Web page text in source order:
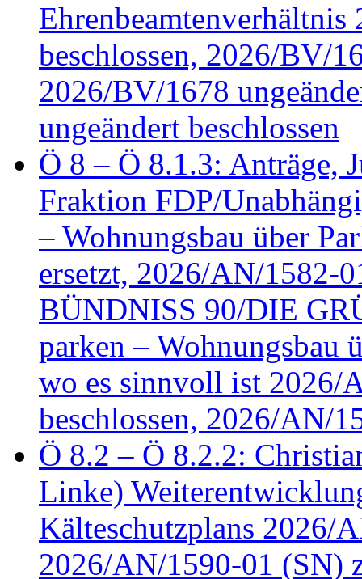
beschlossen, 2026/BV/
2026/BV/1678
ungeändert beschlossen
Ö 8 – Ö 8.1.3: Anträge,
Fraktion FDP/
– Wohnungsbau über
ersetzt, 2026/AN/1582-
BÜNDNISS 90/DIE
parken – Wohnungsbau
wo es sinnvoll ist 2026/
beschlossen, 2026/AN/
Ö 8.2 – Ö 8.2.2:
Linke)
Kälteschutzplans 2026/
2026/AN/1590-01 (SN)